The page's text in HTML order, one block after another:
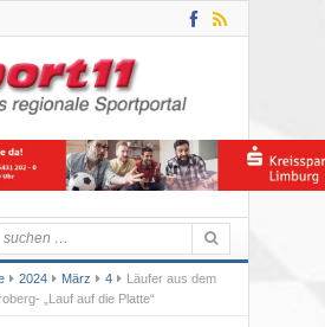
2024 März 4
Läufer aus dem
„Lauf auf die Platte“